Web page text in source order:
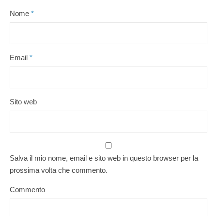
Nome *
Email *
Sito web
Salva il mio nome, email e sito web in questo browser per la
prossima volta che commento.
Commento